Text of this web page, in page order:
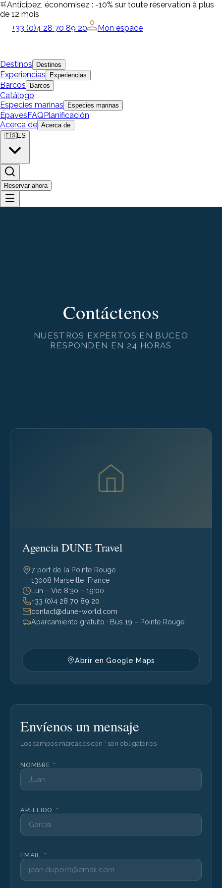
Anticipez, économisez : -10% sur toute réservation à plus
de 12 mois
+33 (0)4 28 70 89 20
Mon espace
Destinos Destinos
Experiencias Experiencias
Barcos Barcos
Catálogo
Especies marinas
Especies marinas
ÉpavesFAQPlanificación
Acerca de Acerca de
🇪🇸ES
Reservar ahora
Contáctenos
NUESTROS EXPERTOS EN BUCEO
RESPONDEN EN 24 HORAS
Agencia DUNE Travel
7 port de la Pointe Rouge
13008 Marseille, France
Lun – Vie 8:30 – 19:00
+33 (0)4 28 70 89 20
contact@dune-world.com
Aparcamiento gratuito · Bus 19 – Pointe Rouge
Abrir en Google Maps
Envíenos un mensaje
Los campos marcados con * son obligatorios
NOMBRE *
APELLIDO *
EMAIL *